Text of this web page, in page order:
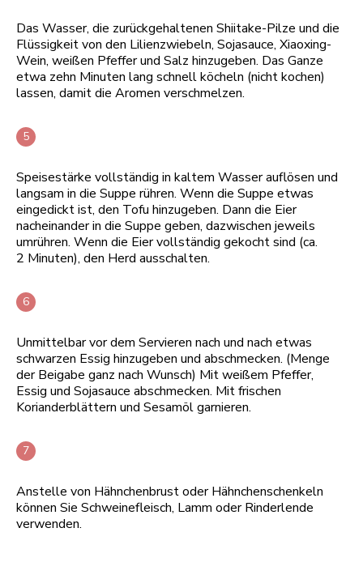
Das Wasser, die zurückgehaltenen Shiitake-Pilze und die
Flüssigkeit von den Lilienzwiebeln, Sojasauce, Xiaoxing-
Wein, weißen Pfeffer und Salz hinzugeben. Das Ganze
etwa zehn Minuten lang schnell köcheln (nicht kochen)
lassen, damit die Aromen verschmelzen.
Speisestärke vollständig in kaltem Wasser auflösen und
langsam in die Suppe rühren. Wenn die Suppe etwas
eingedickt ist, den Tofu hinzugeben. Dann die Eier
nacheinander in die Suppe geben, dazwischen jeweils
umrühren. Wenn die Eier vollständig gekocht sind (ca.
2 Minuten), den Herd ausschalten.
Unmittelbar vor dem Servieren nach und nach etwas
schwarzen Essig hinzugeben und abschmecken. (Menge
der Beigabe ganz nach Wunsch) Mit weißem Pfeffer,
Essig und Sojasauce abschmecken. Mit frischen
Korianderblättern und Sesamöl garnieren.
Anstelle von Hähnchenbrust oder Hähnchenschenkeln
können Sie Schweinefleisch, Lamm oder Rinderlende
verwenden.